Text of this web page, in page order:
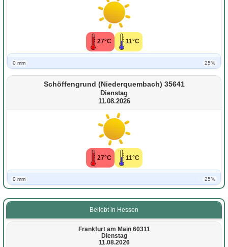
27°C 11°C
0 mm 25%
Schöffengrund (Niederquembach) 35641
Dienstag
11.08.2026
27°C 11°C
0 mm 25%
Beliebt in Hessen
Frankfurt am Main 60311
Dienstag
11.08.2026